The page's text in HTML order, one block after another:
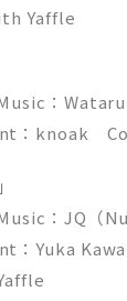
Yaffle
：
：knoak
：JQ（
：Yuka